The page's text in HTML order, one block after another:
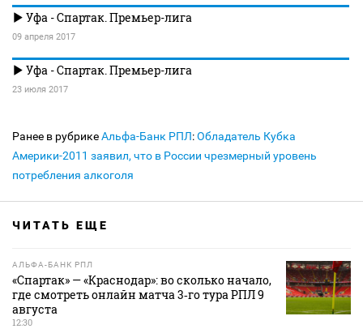
Уфа - Спартак. Премьер-лига
09 апреля 2017
Уфа - Спартак. Премьер-лига
23 июля 2017
Ранее в рубрикеАльфа-Банк РПЛ:Обладатель Кубка
Америки-2011 заявил, что в России чрезмерный уровень
потребления алкоголя
ЧИТАТЬ ЕЩЕ
АЛЬФА-БАНК РПЛ
«Спартак» — «Краснодар»: во сколько начало,
где смотреть онлайн матча 3‑го тура РПЛ 9
августа
12:30